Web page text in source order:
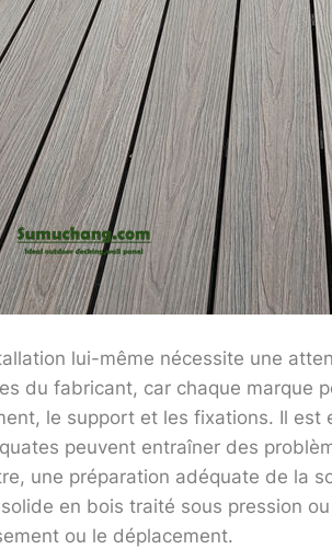
lui-même nécessite une
du fabricant, car chaque marque
le support et les fixations. Il
peuvent entraîner des
une préparation adéquate de la
en bois traité sous pression
ou le déplacement.